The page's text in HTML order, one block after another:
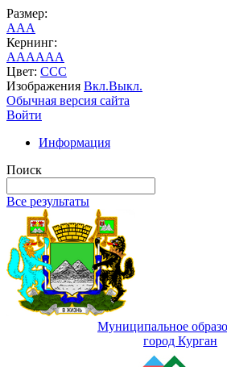
Размер:
AAA
Кернинг:
AAAAAA
Цвет: CCC
Изображения Вкл.Выкл.
Обычная версия сайта
Войти
Информация
Поиск
Все результаты
Муниципальное
город Курган